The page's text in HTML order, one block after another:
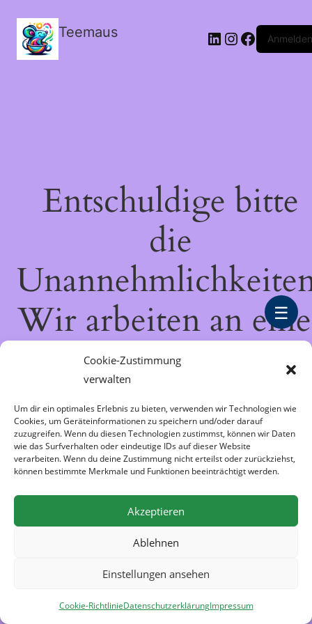
Cookie-Zustimmung
verwalten
Um dir ein optimales Erlebnis zu bieten, verwenden wir Technologien wie
Cookies, um Geräteinformationen zu speichern und/oder darauf
zuzugreifen. Wenn du diesen Technologien zustimmst, können wir Daten
wie das Surfverhalten oder eindeutige IDs auf dieser Website
verarbeiten. Wenn du deine Zustimmung nicht erteilst oder zurückziehst,
können bestimmte Merkmale und Funktionen beeinträchtigt werden.
Akzeptieren
Ablehnen
Einstellungen ansehen
Cookie-RichtlinieDatenschutzerklärungImpressum
Teemaus LinkedIn
Instagram
FacebookAnmelden
Entschuldige bitte
die
Wir arbeiten an
großartigen Sache
schau bald wieder
vorbei!
☰